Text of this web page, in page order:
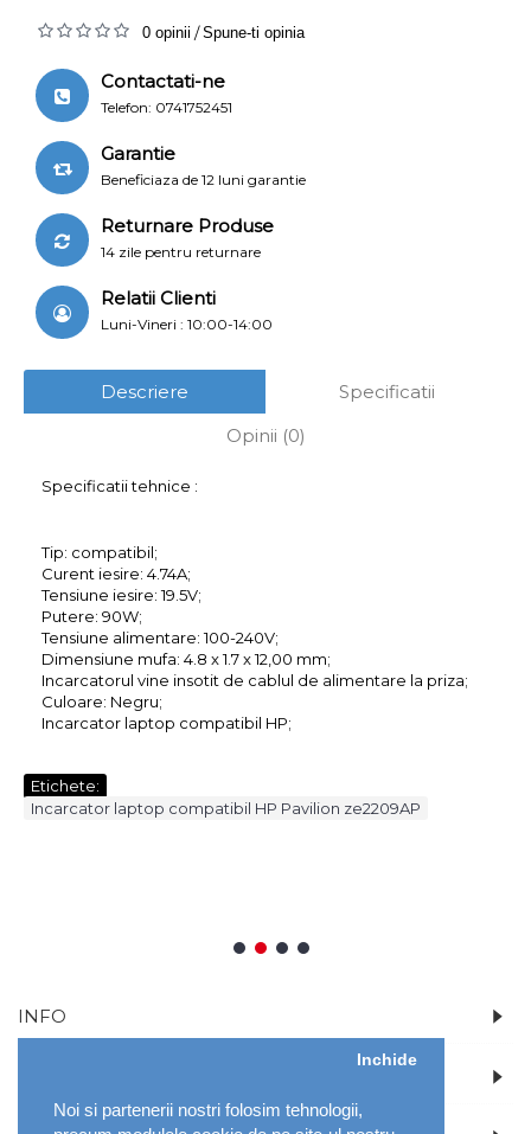
Noi si partenerii nostri folosim tehnologii,
Inchide
0 opinii /Spune-ti opinia
Contactati-ne
Telefon: 0741752451
Garantie
Beneficiaza de 12 luni garantie
Returnare Produse
14 zile pentru returnare
Relatii Clienti
Luni-Vineri : 10:00-14:00
Descriere
Specificatii
Opinii (0)
Specificatii tehnice :
Tip: compatibil;
Curent iesire: 4.74A;
Tensiune iesire: 19.5V;
Putere: 90W;
Tensiune alimentare: 100-240V;
Dimensiune mufa: 4.8 x 1.7 x 12,00 mm;
Incarcatorul vine insotit de cablul de alimentare la priza;
Culoare: Negru;
Incarcator laptop compatibil HP;
Etichete:
Incarcator laptop compatibil HP Pavilion ze2209AP
1
2 3 4
INFO